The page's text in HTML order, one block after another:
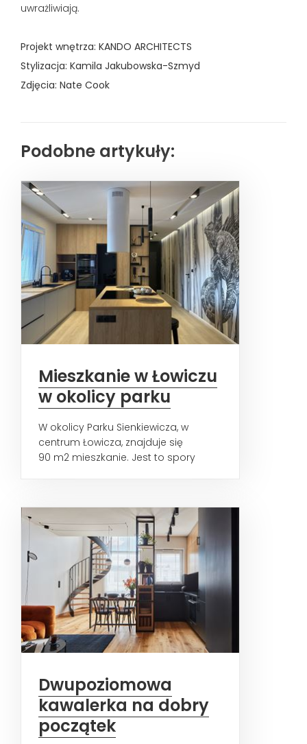
uwrażliwiają.
Projekt wnętrza: KANDO ARCHITECTS
Stylizacja: Kamila Jakubowska-Szmyd
Zdjęcia: Nate Cook
Podobne artykuły:
Mieszkanie w Łowiczu
w okolicy parku
W okolicy Parku Sienkiewicza, w
centrum Łowicza, znajduje się
90 m2 mieszkanie. Jest to spory
Dwupoziomowa
kawalerka na dobry
początek